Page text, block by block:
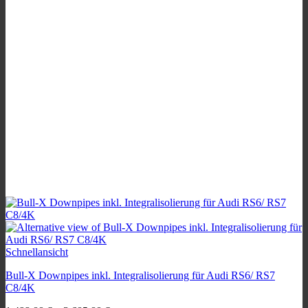
Schnellansicht
Bull-X Downpipes inkl. Integralisolierung für Audi RS6/ RS7
C8/4K